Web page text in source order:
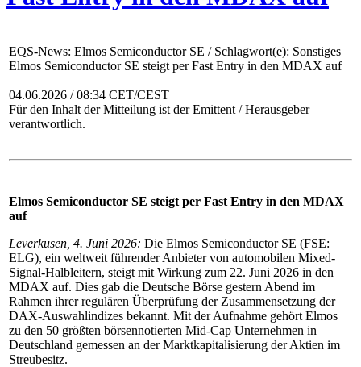
EQS-News: Elmos Semiconductor SE / Schlagwort(e): Sonstiges
Elmos Semiconductor SE steigt per Fast Entry in den MDAX auf
04.06.2026 / 08:34 CET/CEST
Für den Inhalt der Mitteilung ist der Emittent / Herausgeber
verantwortlich.
Elmos Semiconductor SE steigt per Fast Entry in den MDAX
auf
Leverkusen, 4. Juni 2026: Die Elmos Semiconductor SE (FSE:
ELG), ein weltweit führender Anbieter von automobilen Mixed-
Signal-Halbleitern, steigt mit Wirkung zum 22. Juni 2026 in den
MDAX auf. Dies gab die Deutsche Börse gestern Abend im
Rahmen ihrer regulären Überprüfung der Zusammensetzung der
DAX-Auswahlindizes bekannt. Mit der Aufnahme gehört Elmos
zu den 50 größten börsennotierten Mid-Cap Unternehmen in
Deutschland gemessen an der Marktkapitalisierung der Aktien im
Streubesitz.